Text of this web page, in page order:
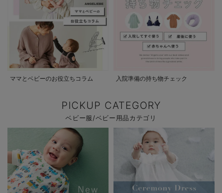
ママとベビーのお役立ちコラム 入院準備の持ち物チェック
PICKUP CATEGORY
ベビー服/ベビー用品カテゴリ